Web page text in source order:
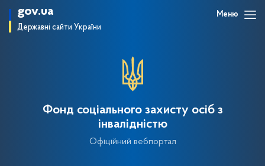
gov.ua
Державні сайти України
Меню
Фонд соціального захисту осіб з
інвалідністю
Офіційний вебпортал